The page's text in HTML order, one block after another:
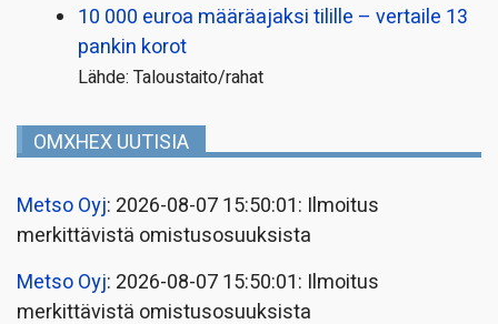
10 000 euroa määräajaksi tilille – vertaile 13
pankin korot
Lähde: Taloustaito/rahat
OMXHEX UUTISIA
Metso Oyj: 2026-08-07 15:50:01: Ilmoitus
merkittävistä omistusosuuksista
Metso Oyj: 2026-08-07 15:50:01: Ilmoitus
merkittävistä omistusosuuksista